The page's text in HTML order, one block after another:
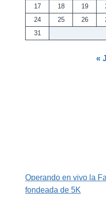
17
18 19
24
25 26
31
«
Operando en vivo la
fondeada de 5K